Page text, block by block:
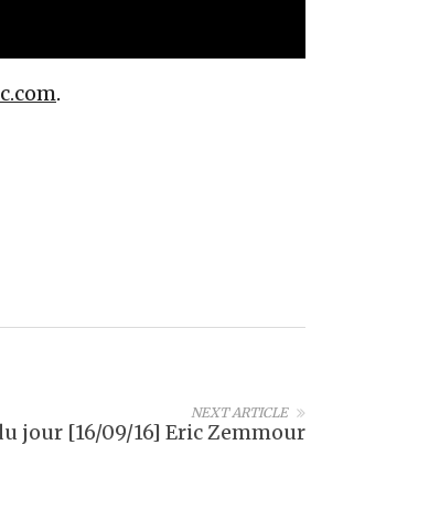
.
NEXT ARTICLE
jour [16/09/16] Eric Zemmour